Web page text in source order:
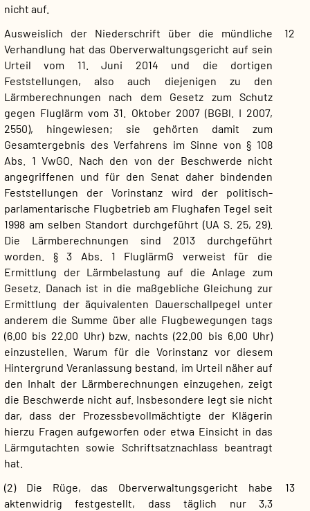
nicht auf.
12
Ausweislich der Niederschrift über die mündliche
Verhandlung hat das Oberverwaltungsgericht auf sein
Urteil vom 11. Juni 2014 und die dortigen
Feststellungen, also auch diejenigen zu den
Lärmberechnungen nach dem Gesetz zum Schutz
gegen Fluglärm vom 31. Oktober 2007 (BGBl. I 2007,
2550), hingewiesen; sie gehörten damit zum
Gesamtergebnis des Verfahrens im Sinne von § 108
Abs. 1 VwGO. Nach den von der Beschwerde nicht
angegriffenen und für den Senat daher bindenden
Feststellungen der Vorinstanz wird der politisch-
parlamentarische Flugbetrieb am Flughafen Tegel seit
1998 am selben Standort durchgeführt (UA S. 25, 29).
Die Lärmberechnungen sind 2013 durchgeführt
worden. § 3 Abs. 1 FluglärmG verweist für die
Ermittlung der Lärmbelastung auf die Anlage zum
Gesetz. Danach ist in die maßgebliche Gleichung zur
Ermittlung der äquivalenten Dauerschallpegel unter
anderem die Summe über alle Flugbewegungen tags
(6.00 bis 22.00 Uhr) bzw. nachts (22.00 bis 6.00 Uhr)
einzustellen. Warum für die Vorinstanz vor diesem
Hintergrund Veranlassung bestand, im Urteil näher auf
den Inhalt der Lärmberechnungen einzugehen, zeigt
die Beschwerde nicht auf. Insbesondere legt sie nicht
dar, dass der Prozessbevollmächtigte der Klägerin
hierzu Fragen aufgeworfen oder etwa Einsicht in das
Lärmgutachten sowie Schriftsatznachlass beantragt
hat.
13
(2) Die Rüge, das Oberverwaltungsgericht habe
aktenwidrig festgestellt, dass täglich nur 3,3